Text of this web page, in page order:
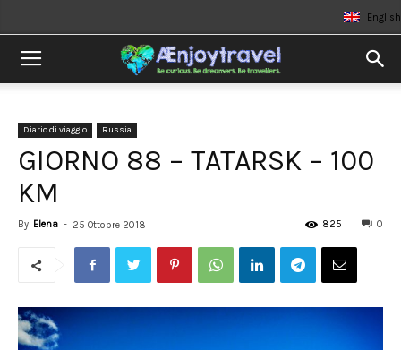
English
Diario di viaggio Russia
GIORNO 88 – TATARSK – 100
KM
By Elena - 25 Ottobre 2018 0
825